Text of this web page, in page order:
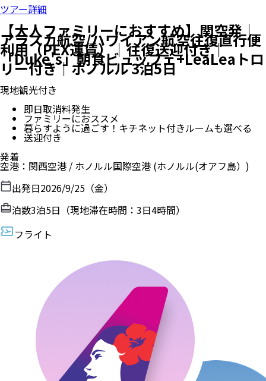
ツアー詳細
【大人ファミリーにおすすめ】関空発｜
アラスカ航空/ハワイアン航空往復直行便
利用（PEX運賃）｜往復送迎付き｜
「Duke's」朝食ビュッフェ+LeaLeaトロ
リー付き｜ホノルル 3泊5日
現地観光付き
即日取消料発生
ファミリーにおススメ
暮らすように過ごす！キチネット付きルームも選べる
送迎付き
発着
空港 ： 関西空港 / ホノルル国際空港 (ホノルル(オアフ島）)
出発日2026/9/25（金）
泊数3泊5日（現地滞在時間： 3日4時間）
フライト